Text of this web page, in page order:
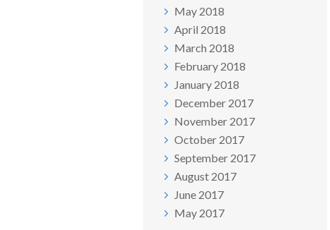
May 2018
April 2018
March 2018
February 2018
January 2018
December 2017
November 2017
October 2017
September 2017
August 2017
June 2017
May 2017